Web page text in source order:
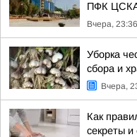
ПФК ЦСКА
Вчера, 23:36
Уборка
сбора и
Вчера,
Как
секреты